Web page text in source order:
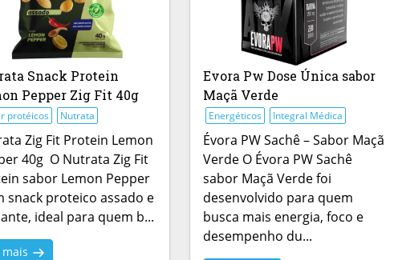
Snack Protein
Pepper Zig Fit 40g
protéicos Nutrata
Zig Fit Protein Lemon
40g O Nutrata Zig Fit
sabor Lemon Pepper
snack proteico assado e
ideal para quem b...
mais
Evora Pw Dose Única sabor
Maçã Verde
Energéticos Integral Médica
Évora PW Sachê – Sabor Maçã
Verde O Évora PW Sachê
sabor Maçã Verde foi
desenvolvido para quem
busca mais energia, foco e
desempenho du...